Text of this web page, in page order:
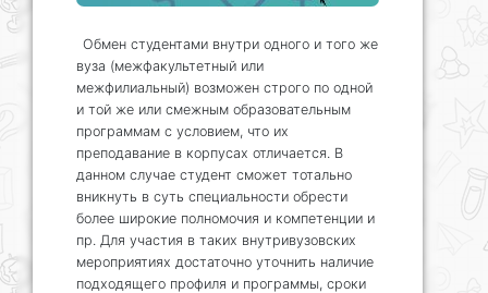
Обмен студентами внутри одного и того же
вуза (межфакультетный или
межфилиальный) возможен строго по одной
и той же или смежным образовательным
программам с условием, что их
преподавание в корпусах отличается. В
данном случае студент сможет тотально
вникнуть в суть специальности обрести
более широкие полномочия и компетенции и
пр. Для участия в таких внутривузовских
мероприятиях достаточно уточнить наличие
подходящего профиля и программы, сроки